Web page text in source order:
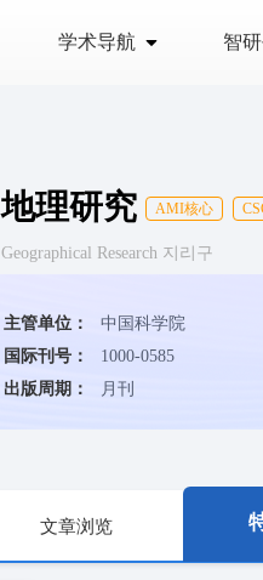
学术导航 智
地理研究 AMI核心
Geographical Research 지리구
主管单位：
中国科学院
国际刊号：
1000-0585
出版周期：
月刊
文章浏览